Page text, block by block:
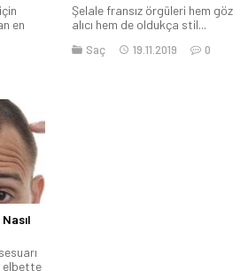
en
Şelale fransız örgüleri hem göz
alıcı hem de oldukça stil...
Saç 19.11.2019 0
elbette